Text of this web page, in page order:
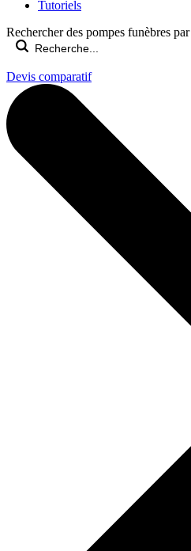
Tutoriels
Rechercher des pompes funèbres
Devis comparatif